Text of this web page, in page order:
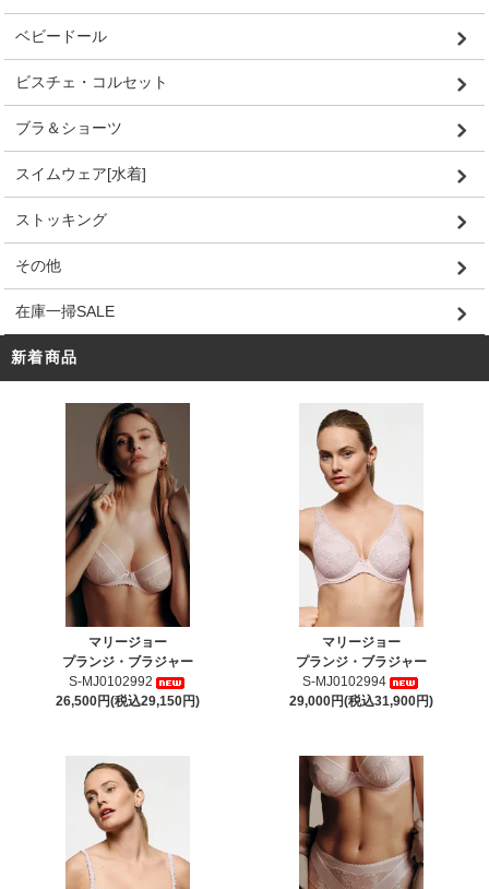
ベビードール
ビスチェ・コルセット
ブラ＆ショーツ
スイムウェア[水着]
ストッキング
その他
在庫一掃SALE
新着商品
マリージョー
プランジ・ブラジャー
S-MJ0102992
26,500円(税込29,150円)
マリージョー
プランジ・ブラジャー
S-MJ0102994
29,000円(税込31,900円)